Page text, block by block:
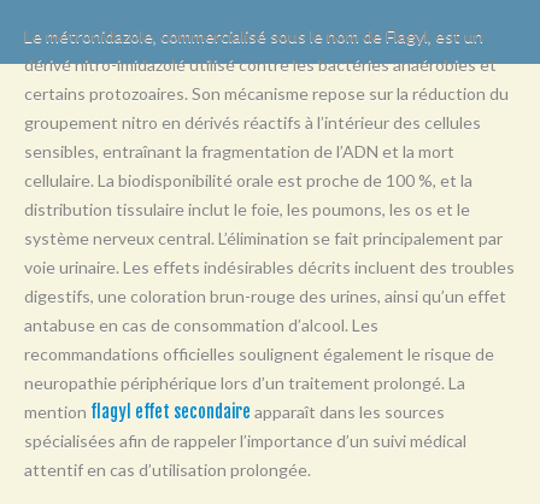
P
Q
R
S
T
U
W
Y
Le métronidazole, commercialisé sous le nom de Flagyl, est un
dérivé nitro-imidazolé utilisé contre les bactéries anaérobies et
certains protozoaires. Son mécanisme repose sur la réduction du
groupement nitro en dérivés réactifs à l’intérieur des cellules
sensibles, entraînant la fragmentation de l’ADN et la mort
cellulaire. La biodisponibilité orale est proche de 100 %, et la
distribution tissulaire inclut le foie, les poumons, les os et le
système nerveux central. L’élimination se fait principalement par
voie urinaire. Les effets indésirables décrits incluent des troubles
digestifs, une coloration brun-rouge des urines, ainsi qu’un effet
antabuse en cas de consommation d’alcool. Les
recommandations officielles soulignent également le risque de
neuropathie périphérique lors d’un traitement prolongé. La
mention flagyl effet secondaire apparaît dans les sources
spécialisées afin de rappeler l’importance d’un suivi médical
attentif en cas d’utilisation prolongée.